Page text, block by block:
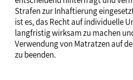
Strafen zur Inhaftierung
ist es, das Recht auf individuelle
langfristig wirksam zu machen
Verwendung von Matratzen auf
zu beenden.